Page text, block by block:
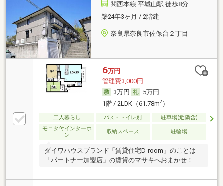
関西本線 平城山駅 徒歩8分
築24年3ヶ月 / 2階建
奈良県奈良市佐保台２丁目
6万円
管理費3,000円
3万円
5万円
1階 / 2LDK（61.78m2）
二人暮らし バス・トイレ別
駐車場(近隣含)
モニタ付インターホ
ン
収納スペース 駐輪場
ダイワハウスブランド「賃貸住宅D-room」のことは
「パートナー加盟店」の賃貸のマサキへおまかせ！